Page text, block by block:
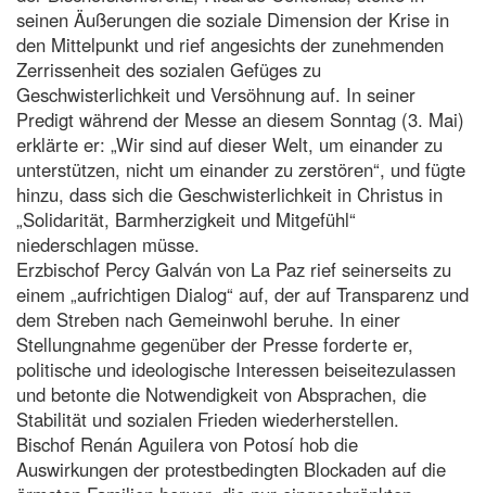
seinen Äußerungen die soziale Dimension der Krise in
den Mittelpunkt und rief angesichts der zunehmenden
Zerrissenheit des sozialen Gefüges zu
Geschwisterlichkeit und Versöhnung auf. In seiner
Predigt während der Messe an diesem Sonntag (3. Mai)
erklärte er: „Wir sind auf dieser Welt, um einander zu
unterstützen, nicht um einander zu zerstören“, und fügte
hinzu, dass sich die Geschwisterlichkeit in Christus in
„Solidarität, Barmherzigkeit und Mitgefühl“
niederschlagen müsse.
Erzbischof Percy Galván von La Paz rief seinerseits zu
einem „aufrichtigen Dialog“ auf, der auf Transparenz und
dem Streben nach Gemeinwohl beruhe. In einer
Stellungnahme gegenüber der Presse forderte er,
politische und ideologische Interessen beiseitezulassen
und betonte die Notwendigkeit von Absprachen, die
Stabilität und sozialen Frieden wiederherstellen.
Bischof Renán Aguilera von Potosí hob die
Auswirkungen der protestbedingten Blockaden auf die